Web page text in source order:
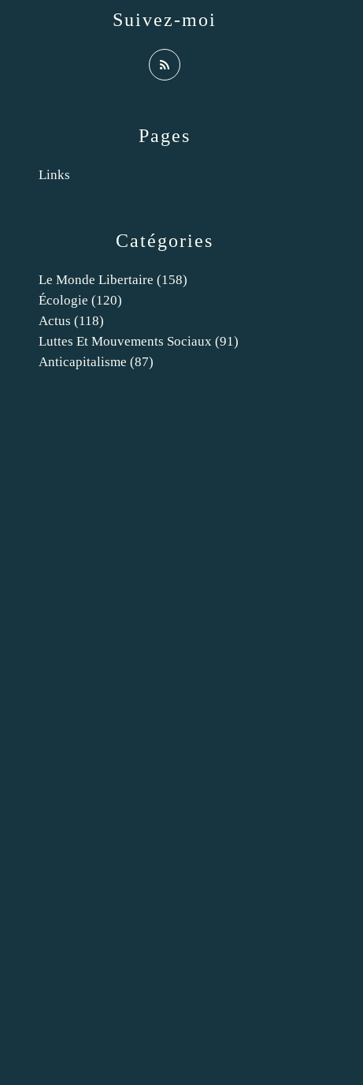
Catégories
Le Monde Libertaire (158)
Écologie (120)
Actus (118)
Luttes Et Mouvements Sociaux (91)
Anticapitalisme (87)
Pages
Links
Suivez-moi